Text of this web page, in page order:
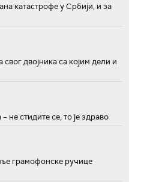
катастрофе у Србији, и за
двојника са којим дели и
не стидите се, то је здраво
грамофонске ручице